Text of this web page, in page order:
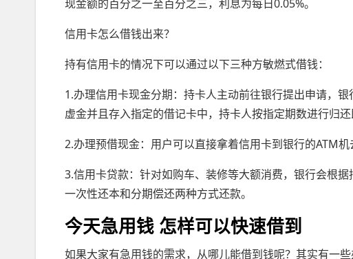
现金额的百分之一至百分之三，利息为每日0.05%。
信用卡怎么借钱出来？
持有信用卡的情况下可以通过以下三种方敏燃式借钱：
1.办理信用卡现金分期：持卡人主动前往银行提出申请，
虚金并且存入指定的借记卡中，持卡人按指定期数进行归还
2.办理预借现金：用户可以直接拿着信用卡到银行的ATM机
3.信用卡贷款：针对如购车、装修等大额消费，银行会根
一次性还本和分期偿还两种方式还款。
今天急用钱 怎样可以快速借到
如果大家有急用钱的需求，从哪儿能借到钱呢？其实有一